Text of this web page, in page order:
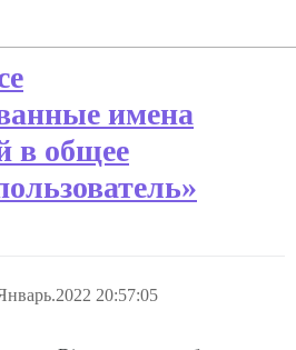
имена
в общее
20:57:05